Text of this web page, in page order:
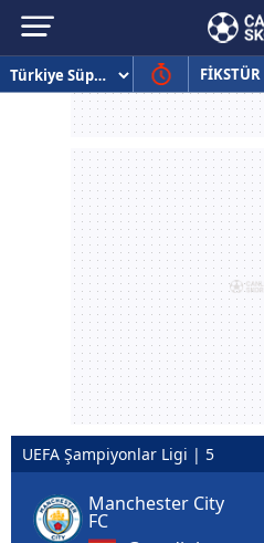
FİKSTÜR
UEFA Şampiyonlar Ligi | 5
Manchester City
FC